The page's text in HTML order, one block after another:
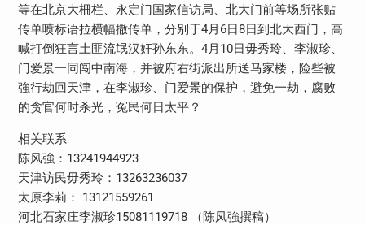
等在北京大柵栏、永定门国家信访局、北大门前等场所张贴
传单喷标语拉横幅撒传单，分别于4月6日8日到北大西门，高
喊打倒狂言土匪流氓汉奸孙东东。4月10日毋秀玲、李淑珍、
门爱景一同闯中南海，并被府右街派出所送马家楼，险些被
強行劫回天津，在李淑珍、门爱景的保护，避免一劫，腐败
的贪官何时杀光，冤民何日太平？
相关联系
陈风強：13241944923
天津访民毋秀玲：13263236037
太原李莉： 13121559261
河北石家庄李淑珍15081119718 （陈凤強撰稿）